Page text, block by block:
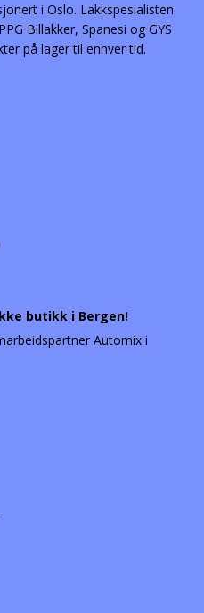
i Oslo. Lakkspesialisten
Billakker, Spanesi og GYS
på lager til enhver tid.
butikk i Bergen!
Automix i